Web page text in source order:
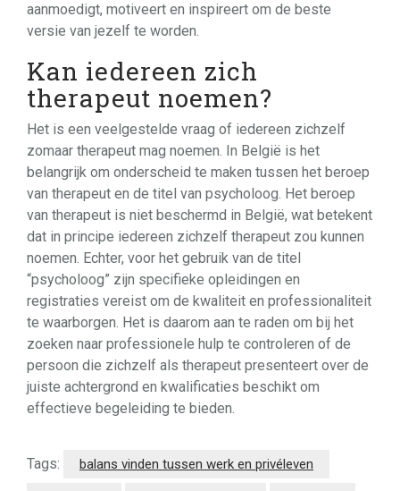
aanmoedigt, motiveert en inspireert om de beste
versie van jezelf te worden.
Kan iedereen zich
therapeut noemen?
Het is een veelgestelde vraag of iedereen zichzelf
zomaar therapeut mag noemen. In België is het
belangrijk om onderscheid te maken tussen het beroep
van therapeut en de titel van psycholoog. Het beroep
van therapeut is niet beschermd in België, wat betekent
dat in principe iedereen zichzelf therapeut zou kunnen
noemen. Echter, voor het gebruik van de titel
“psycholoog” zijn specifieke opleidingen en
registraties vereist om de kwaliteit en professionaliteit
te waarborgen. Het is daarom aan te raden om bij het
zoeken naar professionele hulp te controleren of de
persoon die zichzelf als therapeut presenteert over de
juiste achtergrond en kwalificaties beschikt om
effectieve begeleiding te bieden.
Tags: balans vinden tussen werk en privéleven